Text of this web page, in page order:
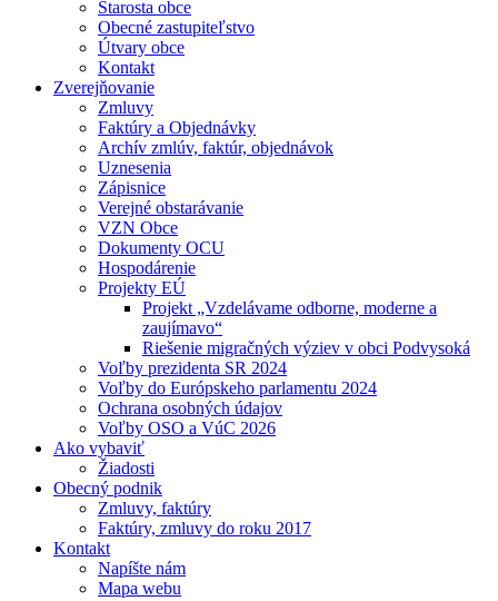
Starosta obce
Obecné zastupiteľstvo
Útvary obce
Kontakt
Zverejňovanie
Zmluvy
Faktúry a Objednávky
Archív zmlúv, faktúr, objednávok
Uznesenia
Zápisnice
Verejné obstarávanie
VZN Obce
Dokumenty OCU
Hospodárenie
Projekty EÚ
Projekt „Vzdelávame odborne, moderne a
zaujímavo“
Riešenie migračných výziev v obci Podvysoká
Voľby prezidenta SR 2024
Voľby do Európskeho parlamentu 2024
Ochrana osobných údajov
Voľby OSO a VúC 2026
Ako vybaviť
Žiadosti
Obecný podnik
Zmluvy, faktúry
Faktúry, zmluvy do roku 2017
Kontakt
Napíšte nám
Mapa webu